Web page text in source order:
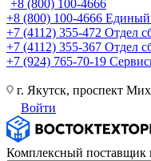
+8 (800) 100-4666
+8 (800) 100-4666 Единый
+7 (4112) 355-472 Отдел
+7 (4112) 355-367 Отдел
+7 (924) 765-70-19
г. Якутск, проспект
Войти
Комплексный поставщик